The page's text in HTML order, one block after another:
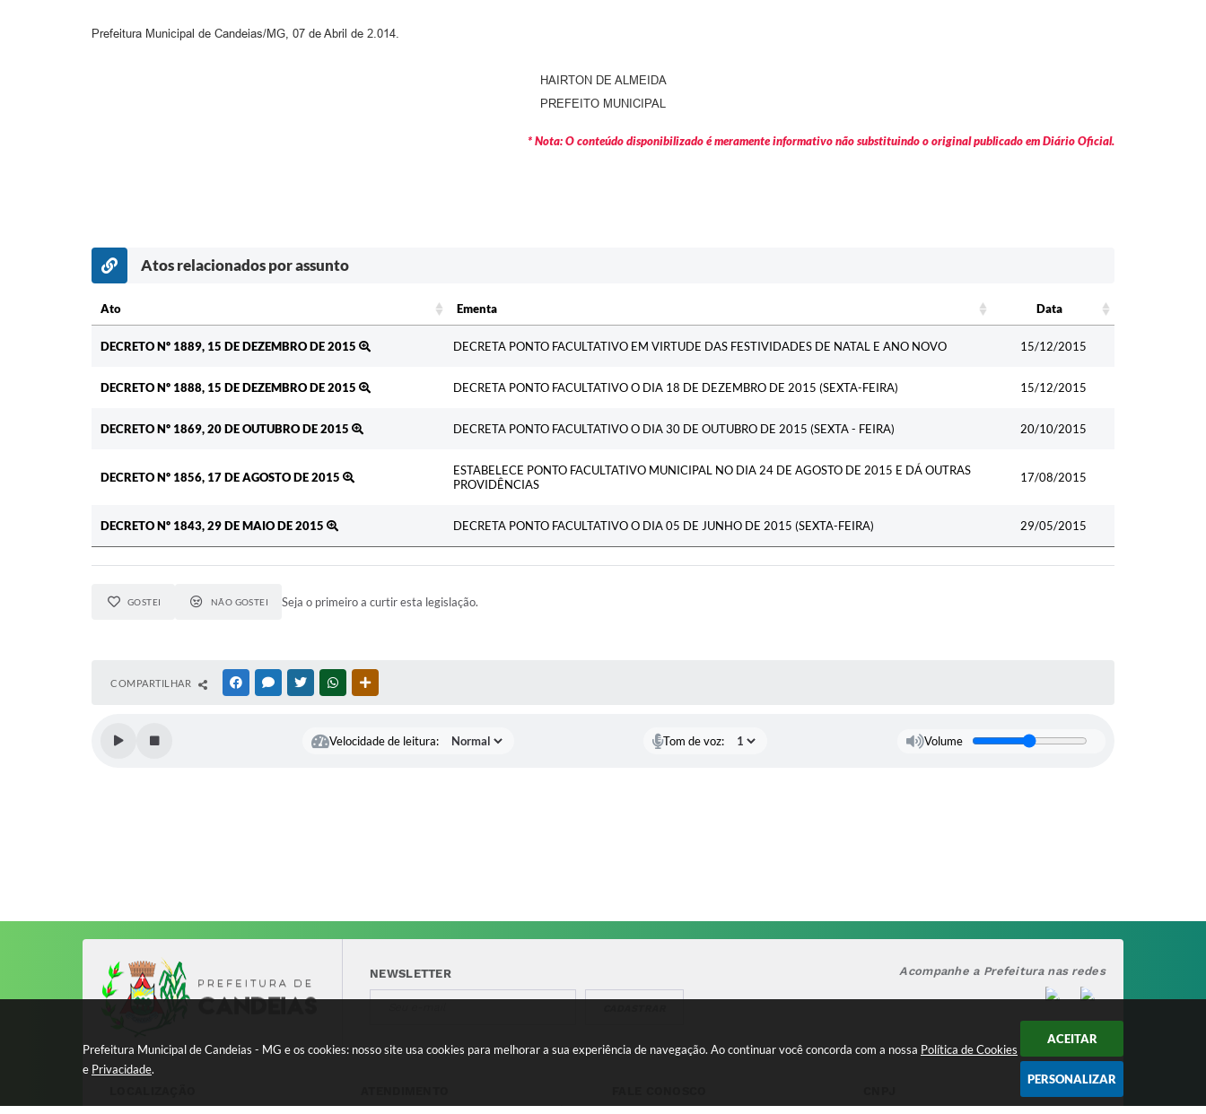
Prefeitura Municipal de Candeias - MG e os cookies: nosso site usa cookies para melhorar a sua experiência de navegação. Ao continuar você concorda com a nossa Política de Cookies
e Privacidade.
ACEITAR
PERSONALIZAR
Prefeitura Municipal de Candeias/MG, 07 de Abril de 2.014.
HAIRTON DE ALMEIDA
PREFEITO MUNICIPAL
* Nota: O conteúdo disponibilizado é meramente informativo não substituindo o original publicado em Diário Oficial.
Atos relacionados por assunto
Ato Ementa
Data
DECRETO Nº 1889, 15 DE DEZEMBRO DE 2015
DECRETA PONTO FACULTATIVO EM VIRTUDE DAS FESTIVIDADES DE NATAL E ANO NOVO 15/12/2015
DECRETO Nº 1888, 15 DE DEZEMBRO DE 2015 DECRETA PONTO FACULTATIVO O DIA 18 DE DEZEMBRO DE 2015 (SEXTA-FEIRA) 15/12/2015
DECRETO Nº 1869, 20 DE OUTUBRO DE 2015 DECRETA PONTO FACULTATIVO O DIA 30 DE OUTUBRO DE 2015 (SEXTA - FEIRA) 20/10/2015
DECRETO Nº 1856, 17 DE AGOSTO DE 2015
ESTABELECE PONTO FACULTATIVO MUNICIPAL NO DIA 24 DE AGOSTO DE 2015 E DÁ OUTRAS
PROVIDÊNCIAS
17/08/2015
DECRETO Nº 1843, 29 DE MAIO DE 2015 DECRETA PONTO FACULTATIVO O DIA 05 DE JUNHO DE 2015 (SEXTA-FEIRA) 29/05/2015
GOSTEI NÃO GOSTEI Seja o primeiro a curtir esta legislação.
COMPARTILHAR FACEBOOKMESSENGER
TWITTERWHATSAPP
Velocidade de leitura: Tom de voz: Volume
NEWSLETTER Acompanhe a Prefeitura nas redes
Avenida 17 de Dezembro, nº 240 Segunda-feira a Quinta 08:00 às Telefone para contato: 17.888.090/0001-00